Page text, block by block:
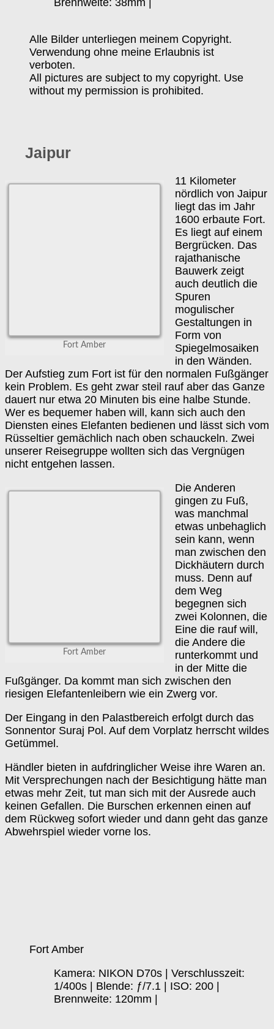
Brennweite: 38mm |
Alle Bilder unterliegen meinem Copyright.
Verwendung ohne meine Erlaubnis ist
verboten.
All pictures are subject to my copyright. Use
without my permission is prohibited.
Jaipur
Fort Amber
11 Kilometer
nördlich von Jaipur
liegt das im Jahr
1600 erbaute Fort.
Es liegt auf einem
Bergrücken. Das
rajathanische
Bauwerk zeigt
auch deutlich die
Spuren
mogulischer
Gestaltungen in
Form von
Spiegelmosaiken
in den Wänden.
Der Aufstieg zum Fort ist für den normalen Fußgänger
kein Problem. Es geht zwar steil rauf aber das Ganze
dauert nur etwa 20 Minuten bis eine halbe Stunde.
Wer es bequemer haben will, kann sich auch den
Diensten eines Elefanten bedienen und lässt sich vom
Rüsseltier gemächlich nach oben schauckeln. Zwei
unserer Reisegruppe wollten sich das Vergnügen
nicht entgehen lassen.
Fort Amber
Die Anderen
gingen zu Fuß,
was manchmal
etwas unbehaglich
sein kann, wenn
man zwischen den
Dickhäutern durch
muss. Denn auf
dem Weg
begegnen sich
zwei Kolonnen, die
Eine die rauf will,
die Andere die
runterkommt und
in der Mitte die
Fußgänger. Da kommt man sich zwischen den
riesigen Elefantenleibern wie ein Zwerg vor.
Der Eingang in den Palastbereich erfolgt durch das
Sonnentor Suraj Pol. Auf dem Vorplatz herrscht wildes
Getümmel.
Händler bieten in aufdringlicher Weise ihre Waren an.
Mit Versprechungen nach der Besichtigung hätte man
etwas mehr Zeit, tut man sich mit der Ausrede auch
keinen Gefallen. Die Burschen erkennen einen auf
dem Rückweg sofort wieder und dann geht das ganze
Abwehrspiel wieder vorne los.
Fort Amber
Kamera: NIKON D70s | Verschlusszeit:
1/400s | Blende: ƒ/7.1 | ISO: 200 |
Brennweite: 120mm |